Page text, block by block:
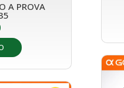
A PROVA